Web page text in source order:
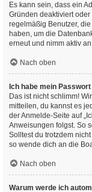
Es kann sein, dass ein
Gründen deaktiviert
regelmäßig Benutzer,
haben, um die
erneut und nimm aktiv
Nach oben
Ich habe mein
Das ist nicht schlimm!
mitteilen, du kannst es
der Anmelde-Seite auf
Anweisungen folgst. So
Solltest du trotzdem
so wende dich an die
Nach oben
Warum werde ich